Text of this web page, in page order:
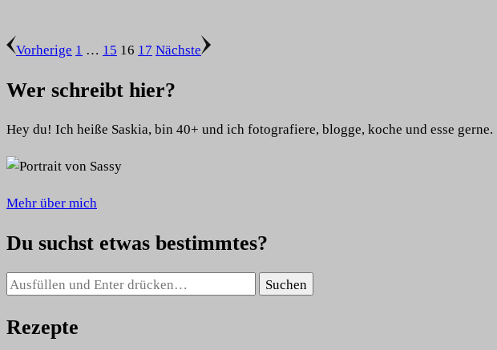
Seitennummerierung
Beiträge
Vorherige Seite
1 … Seite
15 Seite
16 Seite
17 Nächste
Wer schreibt hier?
Hey du! Ich heiße Saskia, bin 40+ und ich fotografiere, blogge, koche und esse gerne.
Mehr über mich
Du suchst etwas bestimmtes?
Suchst
du
nach
etwas?
Rezepte